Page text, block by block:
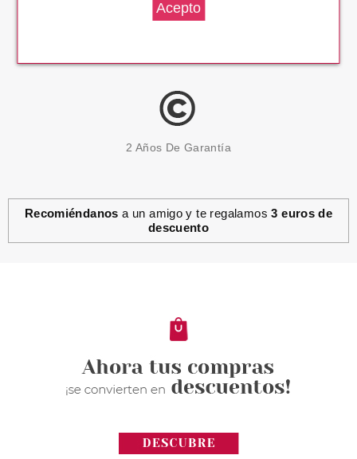
2 Años De Garantía
Recomiéndanos a un amigo y te regalamos3 euros de
descuento